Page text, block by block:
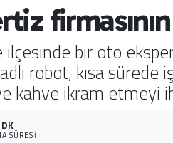
ilçesinde bir oto
robot, kısa
kahve ikram etmeyi
SÜRESI